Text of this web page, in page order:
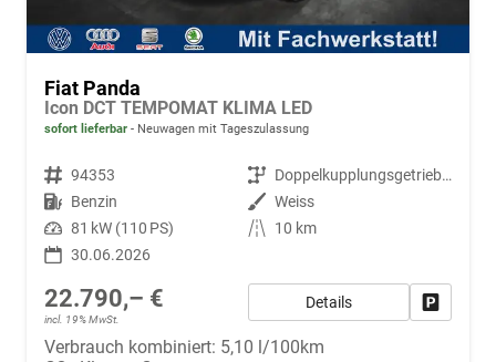
Fiat Panda
Icon DCT TEMPOMAT KLIMA LED
sofort lieferbar Neuwagen mit Tageszulassung
Fahrzeugnr. 94353 Getriebe
Doppelkupplungsgetriebe (DSG)
Kraftstoff Benzin Außenfarbe Weiss
Leistung 81 kW (110 PS) Kilometerstand
10 km
30.06.2026
22.790,– €
incl. 19% MwSt.
Details
Verbrauch kombiniert: 5,10 l/100km